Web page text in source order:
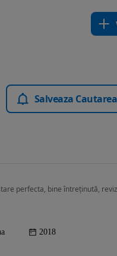
Salveaza Cautarea
perfecta, bine întreținută,
2018